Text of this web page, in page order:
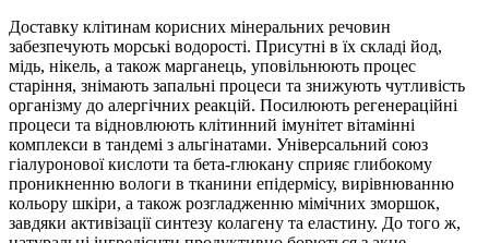
Доставку клітинам корисних мінеральних речовин
забезпечують морські водорості. Присутні в їх складі йод,
мідь, нікель, а також марганець, уповільнюють процес
старіння, знімають запальні процеси та знижують чутливість
організму до алергічних реакцій. Посилюють регенераційні
процеси та відновлюють клітинний імунітет вітамінні
комплекси в тандемі з альгінатами. Універсальний союз
гіалуронової кислоти та бета-глюкану сприяє глибокому
проникненню вологи в тканини епідермісу, вирівнюванню
кольору шкіри, а також розгладженню мімічних зморшок,
завдяки активізації синтезу колагену та еластину. До того ж,